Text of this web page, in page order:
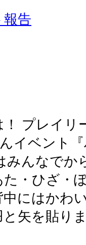
報告
プレイリ
イベント
みんなでか
・ひざ・
にはかわ
と矢を貼り